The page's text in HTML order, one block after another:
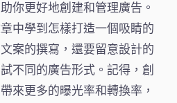
你更好地創建和管理廣告。
中學到怎樣打造一個吸睛的
案的撰寫，還要留意設計的
不同的廣告形式。記得，創
來更多的曝光率和轉換率，